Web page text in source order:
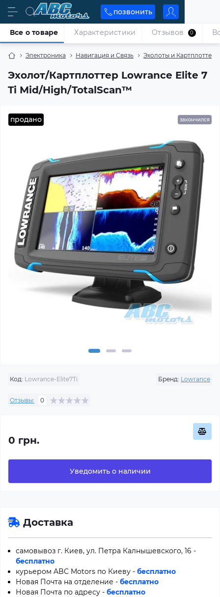
позвонить
Электроника Навигация и Связь Эхолоты и Картплоттеры
Эхолот/Картплоттер Lowrance Elite 7
Ti Mid/High/TotalScan™
Все о товаре Характеристики Отзывов 0
продано закончился
Код: Lowrance-Elite7Ti Бренд: Lowrance
Отзывы: 0
0 грн.
Уведомить о наличии
Доставка
самовывоз г. Киев, ул. Петра Калнышевского, 16 -
бесплатно
курьером ABC Motors по Киеву - бесплатно
Новая Почта на отделение - бесплатно
Новая Почта по адресу - бесплатно